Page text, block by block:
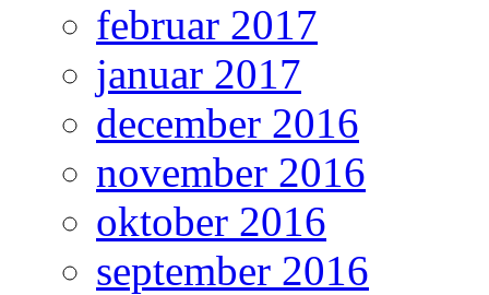
februar 2017
januar 2017
december 2016
november 2016
oktober 2016
september 2016